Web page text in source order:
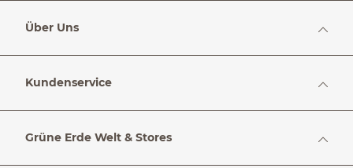
Über Uns
Kundenservice
Grüne Erde Welt & Stores